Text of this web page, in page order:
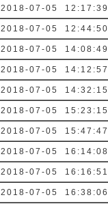
2018-07-05 12:17:39
2018-07-05 12:44:50
2018-07-05 14:08:49
2018-07-05 14:12:57
2018-07-05 14:32:15
2018-07-05 15:23:15
2018-07-05 15:47:47
2018-07-05 16:14:08
2018-07-05 16:16:51
2018-07-05 16:38:06